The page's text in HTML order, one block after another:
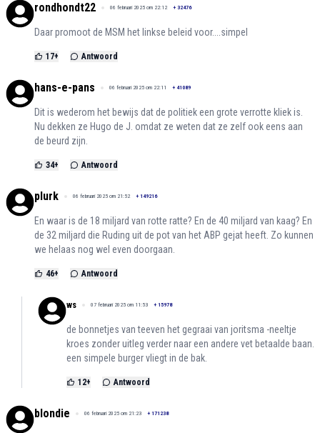
rondhondt22 06 februari 2025 om 22:12 + 32476
Daar promoot de MSM het linkse beleid voor....simpel
17+ Antwoord
hans-e-pans 06 februari 2025 om 22:11 + 41089
Dit is wederom het bewijs dat de politiek een grote verrotte kliek is.
Nu dekken ze Hugo de J. omdat ze weten dat ze zelf ook eens aan
de beurd zijn.
34+ Antwoord
plurk 06 februari 2025 om 21:52 + 149216
En waar is de 18 miljard van rotte ratte? En de 40 miljard van kaag? En
de 32 miljard die Ruding uit de pot van het ABP gejat heeft. Zo kunnen
we helaas nog wel even doorgaan.
46+ Antwoord
ws 07 februari 2025 om 11:53 + 15978
de bonnetjes van teeven het gegraai van joritsma -neeltje
kroes zonder uitleg verder naar een andere vet betaalde baan.
een simpele burger vliegt in de bak.
12+ Antwoord
blondie 06 februari 2025 om 21:23 + 171238